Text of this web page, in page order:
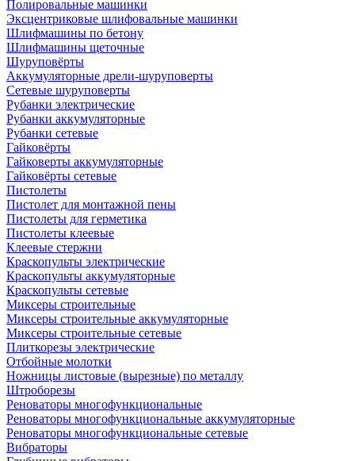
Полировальные машинки
Эксцентриковые шлифовальные машинки
Шлифмашины по бетону
Шлифмашины щеточные
Шуруповёрты
Аккумуляторные дрели-шуруповерты
Сетевые шуруповерты
Рубанки электрические
Рубанки аккумуляторные
Рубанки сетевые
Гайковёрты
Гайковерты аккумуляторные
Гайковёрты сетевые
Пистолеты
Пистолет для монтажной пены
Пистолеты для герметика
Пистолеты клеевые
Клеевые стержни
Краскопульты электрические
Краскопульты аккумуляторные
Краскопульты сетевые
Миксеры строительные
Миксеры строительные аккумуляторные
Миксеры строительные сетевые
Плиткорезы электрические
Отбойные молотки
Ножницы листовые (вырезные) по металлу
Штроборезы
Реноваторы многофункциональные
Реноваторы многофункциональные аккумуляторные
Реноваторы многофункциональные сетевые
Вибраторы